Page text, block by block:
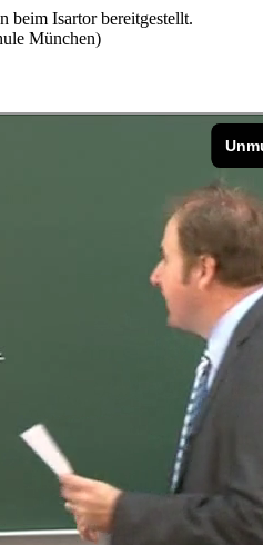
beim Isartor bereitgestellt.
München)